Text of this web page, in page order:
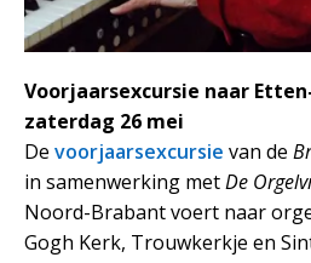
Voorjaarsexcursie naar
zaterdag 26 mei
De voorjaarsexcursie van de
in samenwerking metDe
Noord-Brabant voert naar
Gogh Kerk, Trouwkerkje en